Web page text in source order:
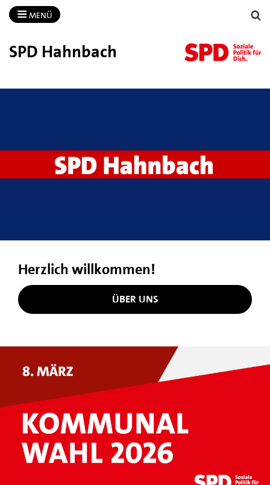
MENÜ
SPD Hahnbach
Herzlich willkommen!
ÜBER UNS